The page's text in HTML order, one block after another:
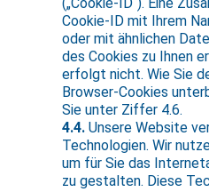
Cookie-ID mit Ihrem
oder mit ähnlichen
des Cookies zu Ihnen
erfolgt nicht. Wie Sie
Browser-Cookies
Sie unter Ziffer 4.6.
4.4. Unsere Website
Technologien. Wir
um für Sie das
zu gestalten. Diese